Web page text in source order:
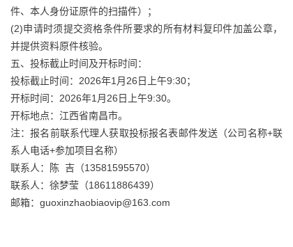
件、本人身份证原件的扫描件）；
(2)申请时须提交资格条件所要求的所有材料复印件加盖公章，
并提供资料原件核验。
五、投标截止时间及开标时间：
投标截止时间：2026年1月26日上午9:30；
开标时间：2026年1月26日上午9:30。
开标地点：江西省南昌市。
注：报名前联系代理人获取投标报名表邮件发送（公司名称+联
系人电话+参加项目名称）
联系人：陈 吉（13581595570）
联系人：徐梦莹（18611886439）
邮箱：guoxinzhaobiaovip@163.com